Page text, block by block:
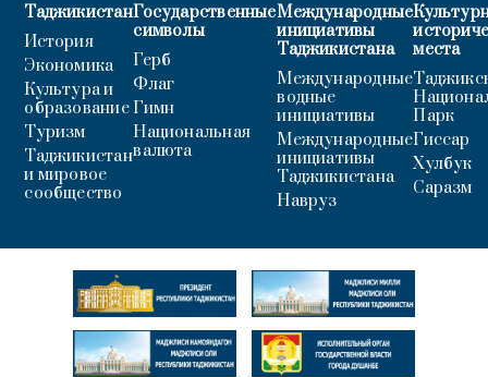
Таджикистан
История
Экономика
Культура и
образование
Туризм
Таджикистан
и мировое
сообщество
Государственные
символы
Герб
Флаг
Гимн
Национальная
валюта
Международные
инициативы
Таджикистана
Международные
водные
инициативы
Международные
инициативы
Таджикистана
Навруз
места
Парк
Гиссар
Хулбук
Саразм